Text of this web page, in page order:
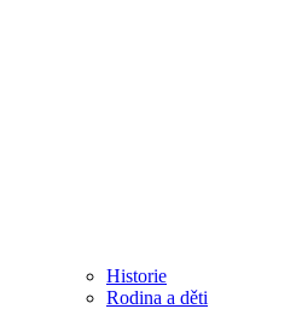
Historie
Rodina a děti